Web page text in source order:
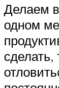
Делаем
одном